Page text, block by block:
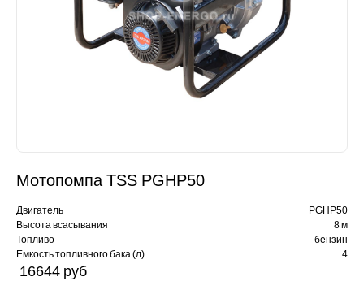
Мотопомпа TSS PGHP50
Двигатель
PGHP50
Высота всасывания
8 м
Топливо
бензин
Емкость топливного бака (л)
4
16644 pуб